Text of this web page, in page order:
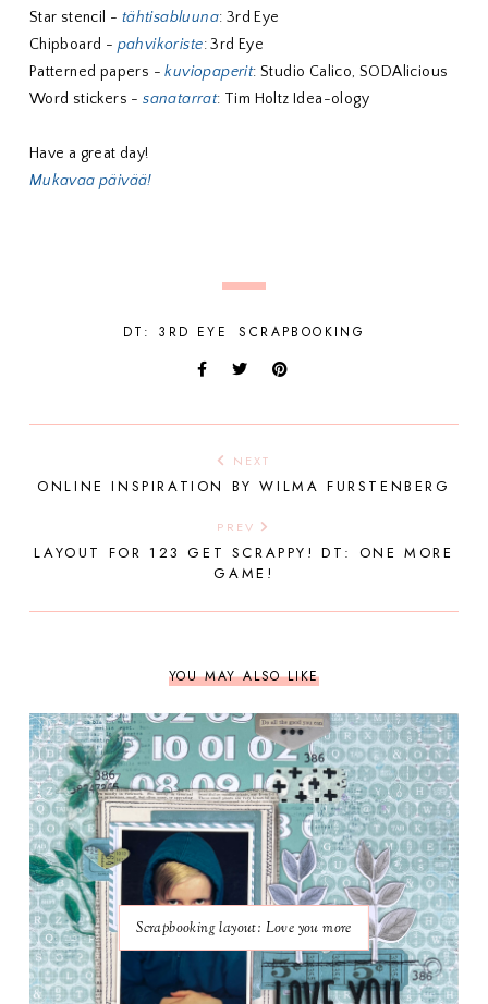
Star stencil - tähtisabluuna: 3rd Eye
Chipboard - pahvikoriste: 3rd Eye
Patterned papers -kuviopaperit: Studio Calico, SODAlicious
Word stickers -sanatarrat: Tim Holtz Idea-ology
Have a great day!
Mukavaa päivää!
DT: 3RD EYE SCRAPBOOKING
NEXT
ONLINE INSPIRATION BY WILMA FURSTENBERG
PREV
LAYOUT FOR 123 GET SCRAPPY! DT: ONE MORE
GAME!
YOU MAY ALSO LIKE
Scrapbooking layout: Love you more